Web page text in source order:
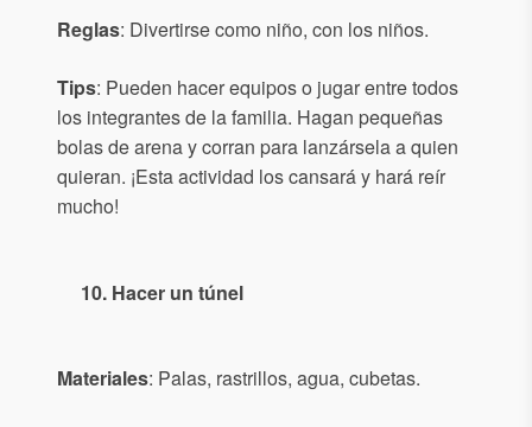
Reglas: Divertirse como niño, con los niños.
Tips: Pueden hacer equipos o jugar entre todos
los integrantes de la familia. Hagan pequeñas
bolas de arena y corran para lanzársela a quien
quieran. ¡Esta actividad los cansará y hará reír
mucho!
10. Hacer un túnel
Materiales: Palas, rastrillos, agua, cubetas.